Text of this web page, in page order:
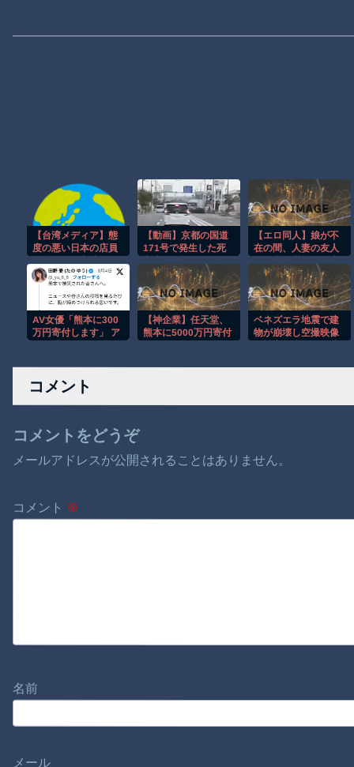
【台湾メディア】態
度の悪い日本の店員
【動画】京都の国道
171号で発生した死
ライブレコーダー。
【エロ同人】娘が不
在の間、人妻の友人
出しフェラと騎乗位
の密会セックスｗ
AV女優「熊本に300
万円寄付します」 ア
【神企業】任天堂、
熊本に5000万円寄付
ベネズエラ地震で建
物が崩壊し空撮映像
コメント
コメントをどうぞ
メールアドレスが公開されることはありません。
コメント ※
名前
メール